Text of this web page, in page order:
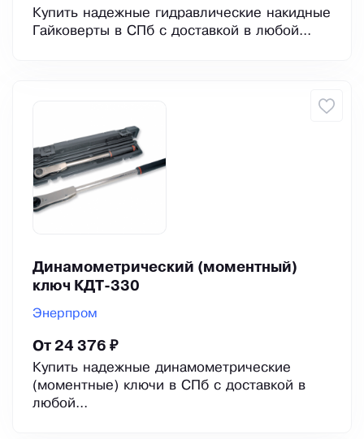
Купить надежные гидравлические накидные
Гайковерты в СПб с доставкой в любой...
Динамометрический (моментный)
ключ КДТ-330
Энерпром
От 24 376 ₽
Купить надежные динамометрические
(моментные) ключи в СПб с доставкой в
любой...